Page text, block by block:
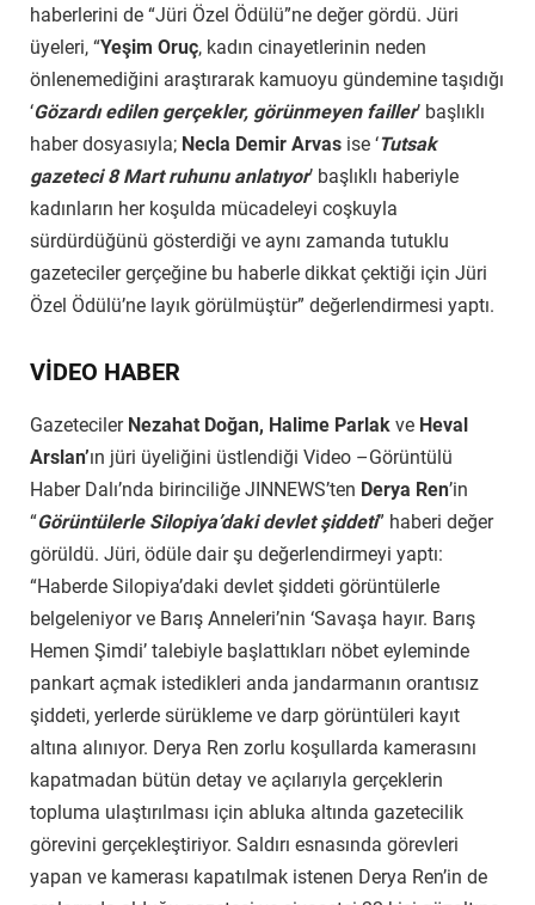
haberlerini de “Jüri Özel Ödülü”ne değer gördü. Jüri
üyeleri, “Yeşim Oruç, kadın cinayetlerinin neden
önlenemediğini araştırarak kamuoyu gündemine taşıdığı
‘Gözardı edilen gerçekler, görünmeyen failler’ başlıklı
haber dosyasıyla; Necla Demir Arvas ise ‘Tutsak
gazeteci 8 Mart ruhunu anlatıyor’ başlıklı haberiyle
kadınların her koşulda mücadeleyi coşkuyla
sürdürdüğünü gösterdiği ve aynı zamanda tutuklu
gazeteciler gerçeğine bu haberle dikkat çektiği için Jüri
Özel Ödülü’ne layık görülmüştür” değerlendirmesi yaptı.
VİDEO HABER
Gazeteciler Nezahat Doğan, Halime Parlak ve Heval
Arslan’ın jüri üyeliğini üstlendiği Video –Görüntülü
Haber Dalı’nda birinciliğe JINNEWS’ten Derya Ren’in
“Görüntülerle Silopiya’daki devlet şiddeti” haberi değer
görüldü. Jüri, ödüle dair şu değerlendirmeyi yaptı:
“Haberde Silopiya’daki devlet şiddeti görüntülerle
belgeleniyor ve Barış Anneleri’nin ‘Savaşa hayır. Barış
Hemen Şimdi’ talebiyle başlattıkları nöbet eyleminde
pankart açmak istedikleri anda jandarmanın orantısız
şiddeti, yerlerde sürükleme ve darp görüntüleri kayıt
altına alınıyor. Derya Ren zorlu koşullarda kamerasını
kapatmadan bütün detay ve açılarıyla gerçeklerin
topluma ulaştırılması için abluka altında gazetecilik
görevini gerçekleştiriyor. Saldırı esnasında görevleri
yapan ve kamerası kapatılmak istenen Derya Ren’in de